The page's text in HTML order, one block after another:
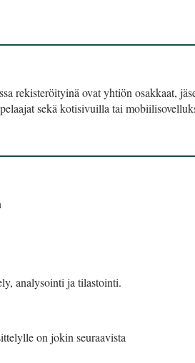
rekisteröityinä ovat yhtiön osakkaat,
sekä kotisivuilla tai
analysointi ja tilastointi.
on jokin seuraavista